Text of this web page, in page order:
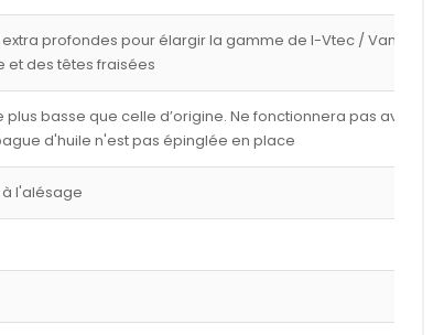
profondes pour élargir la gamme de I-Vtec / Vanos avec
et des têtes fraisées
basse que celle d’origine. Ne fonctionnera pas avec les
d'huile n'est pas épinglée en place
l'alésage